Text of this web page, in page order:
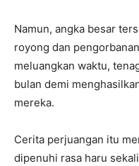
Namun, angka besar
royong dan
meluangkan waktu,
bulan demi
mereka.
Cerita perjuangan itu
dipenuhi rasa haru